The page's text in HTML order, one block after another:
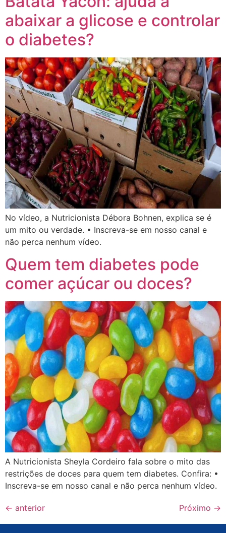
abaixar a glicose e controlar
o diabetes?
No vídeo, a Nutricionista Débora Bohnen, explica se é
um mito ou verdade. • Inscreva-se em nosso canal e
não perca nenhum vídeo.
Quem tem diabetes pode
comer açúcar ou doces?
A Nutricionista Sheyla Cordeiro fala sobre o mito das
restrições de doces para quem tem diabetes. Confira: •
Inscreva-se em nosso canal e não perca nenhum vídeo.
← anterior Próximo →